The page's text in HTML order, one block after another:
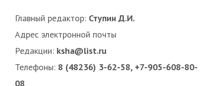
Главный редактор: Ступин Д.И.
Адрес электронной почты
Редакции: ksha@list.ru
Телефоны: 8 (48236) 3-62-58, +7-905-608-80-
08